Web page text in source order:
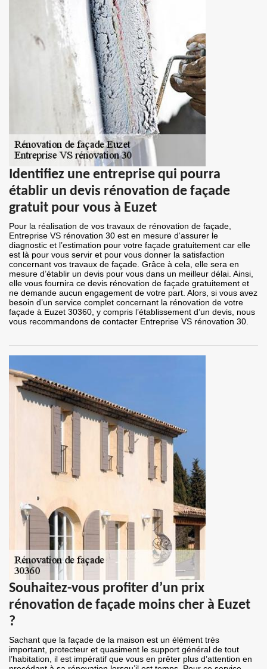
Identifiez une entreprise qui pourra
établir un devis rénovation de façade
gratuit pour vous à Euzet
Pour la réalisation de vos travaux de rénovation de façade,
Entreprise VS rénovation 30 est en mesure d‘assurer le
diagnostic et l’estimation pour votre façade gratuitement car elle
est là pour vous servir et pour vous donner la satisfaction
concernant vos travaux de façade. Grâce à cela, elle sera en
mesure d’établir un devis pour vous dans un meilleur délai. Ainsi,
elle vous fournira ce devis rénovation de façade gratuitement et
ne demande aucun engagement de votre part. Alors, si vous avez
besoin d’un service complet concernant la rénovation de votre
façade à Euzet 30360, y compris l’établissement d’un devis, nous
vous recommandons de contacter Entreprise VS rénovation 30.
Souhaitez-vous profiter d’un prix
rénovation de façade moins cher à Euzet
?
Sachant que la façade de la maison est un élément très
important, protecteur et quasiment le support général de tout
l’habitation, il est impératif que vous en prêter plus d’attention en